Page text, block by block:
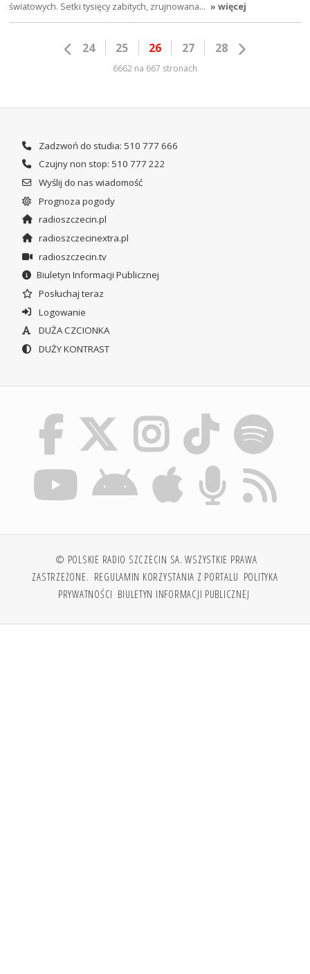
światowych. Setki tysięcy zabitych, zrujnowana… » więcej
24 25 26 27 28
6662 na 667 stronach
Zadzwoń do studia: 510 777 666
Czujny non stop: 510 777 222
Wyślij do nas wiadomość
Prognoza pogody
radioszczecin.pl
radioszczecinextra.pl
radioszczecin.tv
Biuletyn Informacji Publicznej
Posłuchaj teraz
Logowanie
DUŻA CZCIONKA
DUŻY KONTRAST
© POLSKIE RADIO SZCZECIN SA. WSZYSTKIE PRAWA
ZASTRZEŻONE. REGULAMIN KORZYSTANIA Z PORTALU POLITYKA
PRYWATNOŚCI BIULETYN INFORMACJI PUBLICZNEJ